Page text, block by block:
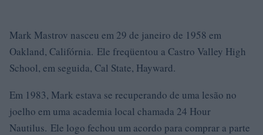
Mark Mastrov nasceu em 29 de janeiro de 1958 em
Oakland, Califórnia. Ele freqüentou a Castro Valley High
School, em seguida, Cal State, Hayward.
Em 1983, Mark estava se recuperando de uma lesão no
joelho em uma academia local chamada 24 Hour
Nautilus. Ele logo fechou um acordo para comprar a parte